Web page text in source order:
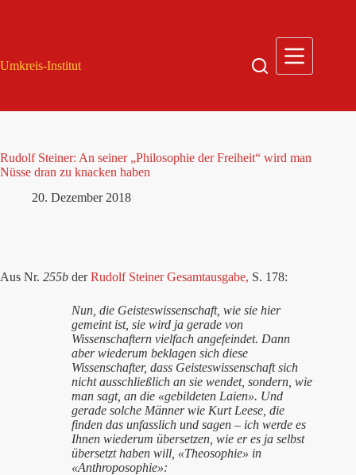
Umkreis-Institut
Rudolf Steiner: An seiner „Philosophie der Freiheit“ wird man
Nüsse dran zu knacken haben
20. Dezember 2018
Aus Nr. 255b derRudolf Steiner Gesamtausgabe, S. 178:
Nun, die Geisteswissenschaft, wie sie hier
gemeint ist, sie wird ja gerade von
Wissenschaftern vielfach angefeindet. Dann
aber wiederum beklagen sich diese
Wissenschafter, dass Geisteswissenschaft sich
nicht ausschließlich an sie wendet, sondern, wie
man sagt, an die «gebildeten Laien». Und
gerade solche Männer wie Kurt Leese, die
finden das unfasslich und sagen – ich werde es
Ihnen wiederum übersetzen, wie er es ja selbst
übersetzt haben will, «Theosophie» in
«Anthroposophie»: